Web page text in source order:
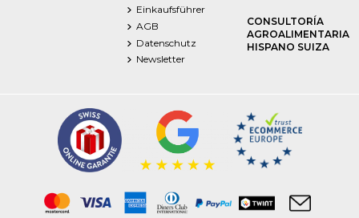
Einkaufsführer
AGB
Datenschutz
Newsletter
CONSULTORÍA
AGROALIMENTARIA
HISPANO SUIZA